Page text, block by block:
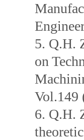
5. Q.H.
on
Vol.149
6. Q.H.